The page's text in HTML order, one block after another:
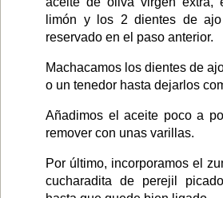
limón y los 2 dientes de
reservado en el paso anterior.
Machacamos los dientes de
o un tenedor hasta dejarlos
Añadimos el aceite poco a
remover con unas varillas.
Por último, incorporamos el
cucharadita de perejil